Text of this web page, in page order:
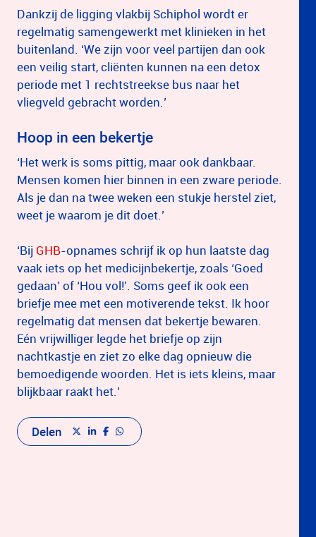
Dankzij de ligging vlakbij Schiphol wordt er
regelmatig samengewerkt met klinieken in het
buitenland. ‘We zijn voor veel partijen dan ook
een veilig start, cliënten kunnen na een detox
periode met 1 rechtstreekse bus naar het
vliegveld gebracht worden.’
Hoop in een bekertje
‘Het werk is soms pittig, maar ook dankbaar.
Mensen komen hier binnen in een zware periode.
Als je dan na twee weken een stukje herstel ziet,
weet je waarom je dit doet.’
‘Bij GHB-opnames schrijf ik op hun laatste dag
vaak iets op het medicijnbekertje, zoals ‘Goed
gedaan’ of ‘Hou vol!’. Soms geef ik ook een
briefje mee met een motiverende tekst. Ik hoor
regelmatig dat mensen dat bekertje bewaren.
Eén vrijwilliger legde het briefje op zijn
nachtkastje en ziet zo elke dag opnieuw die
bemoedigende woorden. Het is iets kleins, maar
blijkbaar raakt het.’
Delen